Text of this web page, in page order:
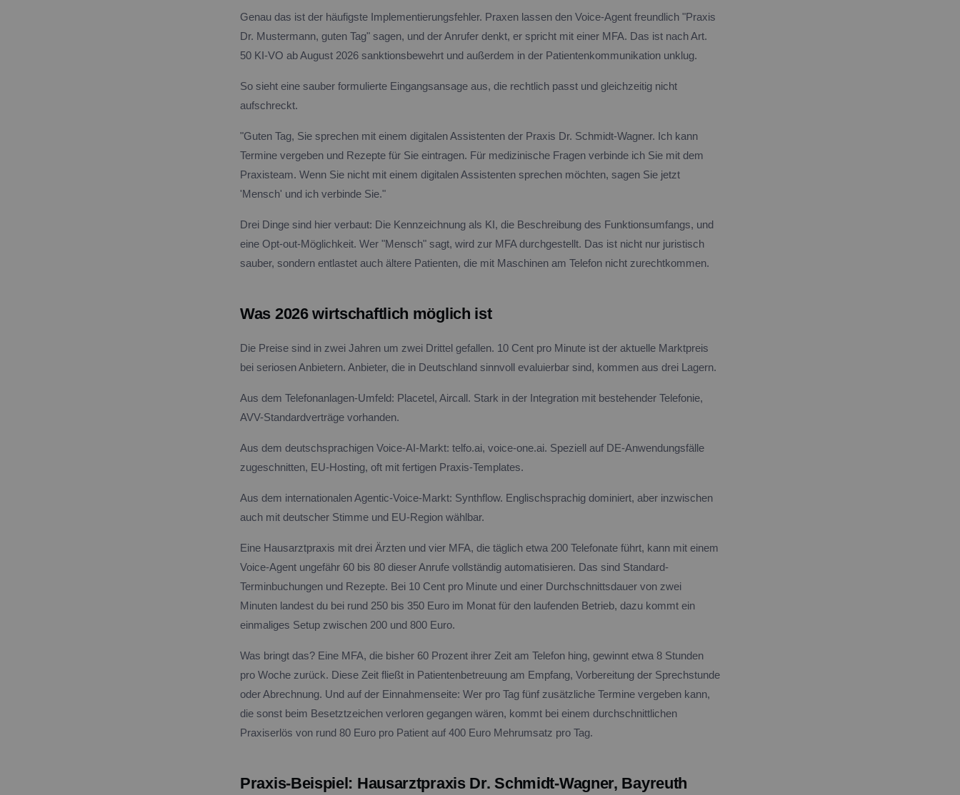
Genau das ist der häufigste Implementierungsfehler. Praxen lassen den Voice-Agent freundlich "Praxis
Dr. Mustermann, guten Tag" sagen, und der Anrufer denkt, er spricht mit einer MFA. Das ist nach Art.
50 KI-VO ab August 2026 sanktionsbewehrt und außerdem in der Patientenkommunikation unklug.
So sieht eine sauber formulierte Eingangsansage aus, die rechtlich passt und gleichzeitig nicht
aufschreckt.
"Guten Tag, Sie sprechen mit einem digitalen Assistenten der Praxis Dr. Schmidt-Wagner. Ich kann
Termine vergeben und Rezepte für Sie eintragen. Für medizinische Fragen verbinde ich Sie mit dem
Praxisteam. Wenn Sie nicht mit einem digitalen Assistenten sprechen möchten, sagen Sie jetzt
'Mensch' und ich verbinde Sie."
Drei Dinge sind hier verbaut: Die Kennzeichnung als KI, die Beschreibung des Funktionsumfangs, und
eine Opt-out-Möglichkeit. Wer "Mensch" sagt, wird zur MFA durchgestellt. Das ist nicht nur juristisch
sauber, sondern entlastet auch ältere Patienten, die mit Maschinen am Telefon nicht zurechtkommen.
Was 2026 wirtschaftlich möglich ist
Die Preise sind in zwei Jahren um zwei Drittel gefallen. 10 Cent pro Minute ist der aktuelle Marktpreis
bei seriosen Anbietern. Anbieter, die in Deutschland sinnvoll evaluierbar sind, kommen aus drei Lagern.
Aus dem Telefonanlagen-Umfeld: Placetel, Aircall. Stark in der Integration mit bestehender Telefonie,
AVV-Standardverträge vorhanden.
Aus dem deutschsprachigen Voice-AI-Markt: telfo.ai, voice-one.ai. Speziell auf DE-Anwendungsfälle
zugeschnitten, EU-Hosting, oft mit fertigen Praxis-Templates.
Aus dem internationalen Agentic-Voice-Markt: Synthflow. Englischsprachig dominiert, aber inzwischen
auch mit deutscher Stimme und EU-Region wählbar.
Eine Hausarztpraxis mit drei Ärzten und vier MFA, die täglich etwa 200 Telefonate führt, kann mit einem
Voice-Agent ungefähr 60 bis 80 dieser Anrufe vollständig automatisieren. Das sind Standard-
Terminbuchungen und Rezepte. Bei 10 Cent pro Minute und einer Durchschnittsdauer von zwei
Minuten landest du bei rund 250 bis 350 Euro im Monat für den laufenden Betrieb, dazu kommt ein
einmaliges Setup zwischen 200 und 800 Euro.
Was bringt das? Eine MFA, die bisher 60 Prozent ihrer Zeit am Telefon hing, gewinnt etwa 8 Stunden
pro Woche zurück. Diese Zeit fließt in Patientenbetreuung am Empfang, Vorbereitung der Sprechstunde
oder Abrechnung. Und auf der Einnahmenseite: Wer pro Tag fünf zusätzliche Termine vergeben kann,
die sonst beim Besetztzeichen verloren gegangen wären, kommt bei einem durchschnittlichen
Praxiserlös von rund 80 Euro pro Patient auf 400 Euro Mehrumsatz pro Tag.
Praxis-Beispiel: Hausarztpraxis Dr. Schmidt-Wagner, Bayreuth